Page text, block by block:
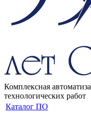
Комплексная
технологических работ
Каталог ПО